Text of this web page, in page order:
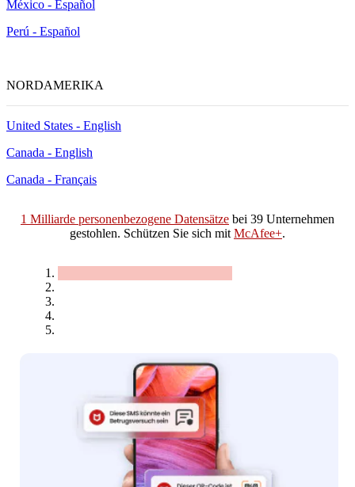
México - Español
Perú - Español
NORDAMERIKA
United States - English
Canada - English
Canada - Français
1 Milliarde personenbezogene Datensätze bei 39 Unternehmen
gestohlen. Schützen Sie sich mit McAfee+.